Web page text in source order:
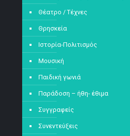
Θέατρο / Τέχνες
Θρησκεία
Ιστορία-Πολιτισμός
Μουσική
Παιδική γωνιά
Παράδοση – ήθη- έθιμα
Συγγραφείς
Συνεντεύξεις